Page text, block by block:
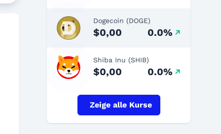
Dogecoin (DOGE)
$0,00 0.0%
Shiba Inu (SHIB)
$0,00 0.0%
Zeige alle Kurse